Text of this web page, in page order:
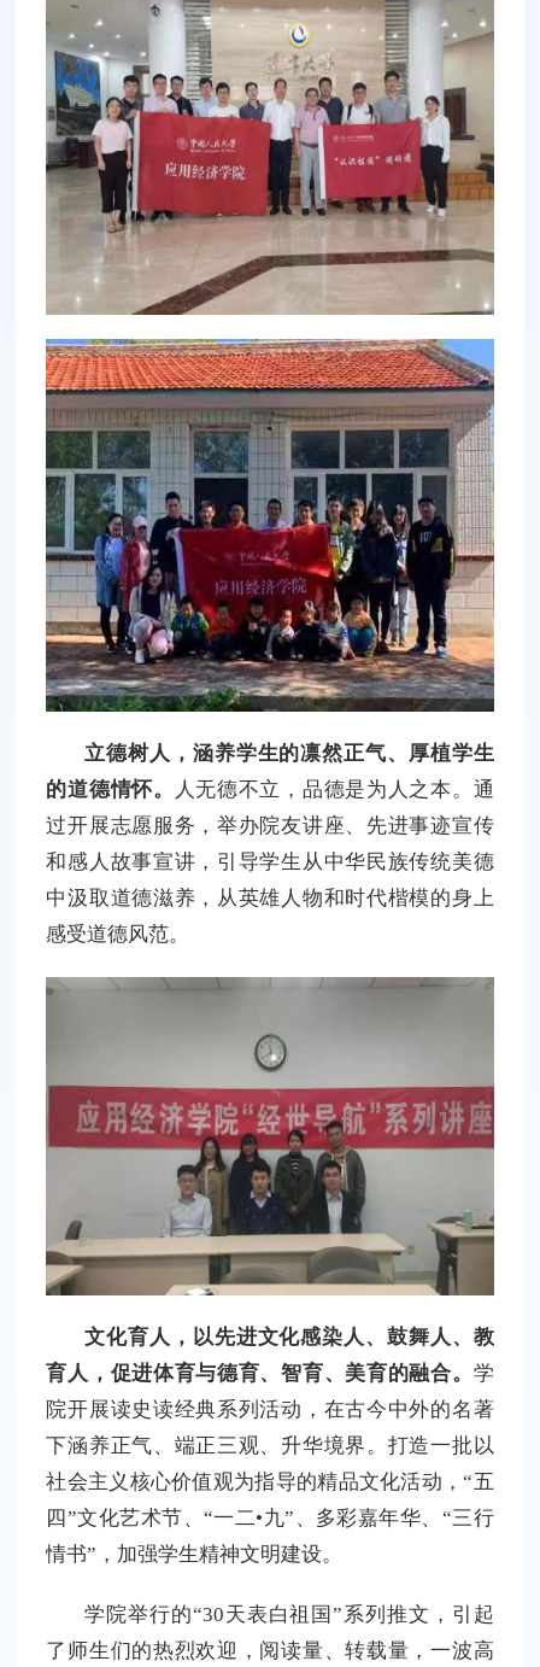
立德树人，涵养学生的凛然正气、厚植学生
的道德情怀。
人无德不立，品德是为人之本。通
过开展志愿服务，举办院友讲座、先进事迹宣传
和感人故事宣讲，引导学生从中华民族传统美德
中汲取道德滋养，从英雄人物和时代楷模的身上
感受道德风范。
文化育人，以先进文化感染人、鼓舞人、教
育人，促进体育与德育、智育、美育的融合。 学
院开展读史读经典系列活动，在古今中外的名著
下涵养正气、端正三观、升华境界。打造一批以
社会主义核心价值观为指导的精品文化活动，“五
四”文化艺术节、“一二•九”、多彩嘉年华、“三行
情书”，加强学生精神文明建设。
学院举行的“30天表白祖国”系列推文，引起
了师生们的热烈欢迎，阅读量、转载量，一波高